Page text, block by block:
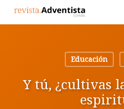
Educación
Y tú, ¿cultivas